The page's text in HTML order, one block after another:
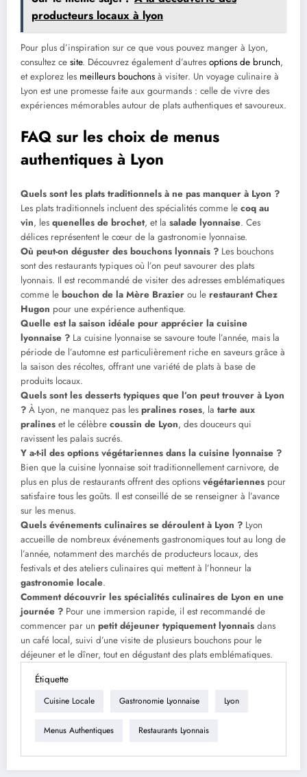
producteurs locaux à lyon
Pour plus d’inspiration sur ce que vous pouvez manger à Lyon,
consultez ce site. Découvrez également d’autres options de brunch,
et explorez les meilleurs bouchons à visiter. Un voyage culinaire à
Lyon est une promesse faite aux gourmands : celle de vivre des
expériences mémorables autour de plats authentiques et savoureux.
FAQ sur les choix de menus
authentiques à Lyon
Quels sont les plats traditionnels à ne pas manquer à Lyon ?
Les plats traditionnels incluent des spécialités comme le coq au
vin, les quenelles de brochet, et la salade lyonnaise. Ces
délices représentent le cœur de la gastronomie lyonnaise.
Où peut-on déguster des bouchons lyonnais ? Les bouchons
sont des restaurants typiques où l’on peut savourer des plats
lyonnais. Il est recommandé de visiter des adresses emblématiques
comme le bouchon de la Mère Brazier ou le restaurant Chez
Hugon pour une expérience authentique.
Quelle est la saison idéale pour apprécier la cuisine
lyonnaise ? La cuisine lyonnaise se savoure toute l’année, mais la
période de l’automne est particulièrement riche en saveurs grâce à
la saison des récoltes, offrant une variété de plats à base de
produits locaux.
Quels sont les desserts typiques que l’on peut trouver à Lyon
? À Lyon, ne manquez pas les pralines roses, la tarte aux
pralines et le célèbre coussin de Lyon, des douceurs qui
ravissent les palais sucrés.
Y a-t-il des options végétariennes dans la cuisine lyonnaise ?
Bien que la cuisine lyonnaise soit traditionnellement carnivore, de
plus en plus de restaurants offrent des options végétariennes pour
satisfaire tous les goûts. Il est conseillé de se renseigner à l’avance
sur les menus.
Quels événements culinaires se déroulent à Lyon ? Lyon
accueille de nombreux événements gastronomiques tout au long de
l’année, notamment des marchés de producteurs locaux, des
festivals et des ateliers culinaires qui mettent à l’honneur la
gastronomie locale.
Comment découvrir les spécialités culinaires de Lyon en une
journée ? Pour une immersion rapide, il est recommandé de
commencer par un petit déjeuner typiquement lyonnais dans
un café local, suivi d’une visite de plusieurs bouchons pour le
déjeuner et le dîner, tout en dégustant des plats emblématiques.
Étiquette
Cuisine Locale Gastronomie Lyonnaise Lyon
Menus Authentiques Restaurants Lyonnais